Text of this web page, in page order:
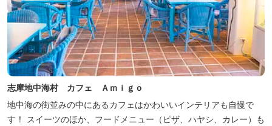
志摩地中海村 カフェ Ａｍｉｇｏ
地中海の街並みの中にあるカフェはかわいいインテリアも自慢で
す！ スイーツのほか、フードメニュー（ピザ、ハヤシ、カレー）も